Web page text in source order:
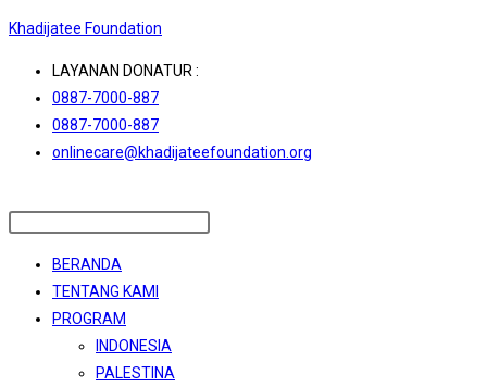
Skip
content
Khadijatee Foundation
LAYANAN DONATUR :
0887-7000-887
0887-7000-887
onlinecare@khadijateefoundation.org
Menu
BERANDA
TENTANG KAMI
PROGRAM
INDONESIA
PALESTINA